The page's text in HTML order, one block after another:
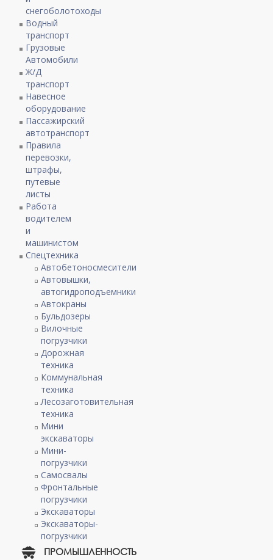
снегоболотоходы
Водный
транспорт
Грузовые
Автомобили
Ж/Д
транспорт
Навесное
оборудование
Пассажирский
автотранспорт
Правила
перевозки,
штрафы,
путевые
листы
Работа
водителем
и
машинистом
Спецтехника
Автобетоносмесители
Автовышки,
автогидроподъемники
Автокраны
Бульдозеры
Вилочные
погрузчики
Дорожная
техника
Коммунальная
техника
Лесозаготовительная
техника
Мини
экскаваторы
Мини-
погрузчики
Самосвалы
Фронтальные
погрузчики
Экскаваторы
Экскаваторы-
погрузчики
ПРОМЫШЛЕННОСТЬ